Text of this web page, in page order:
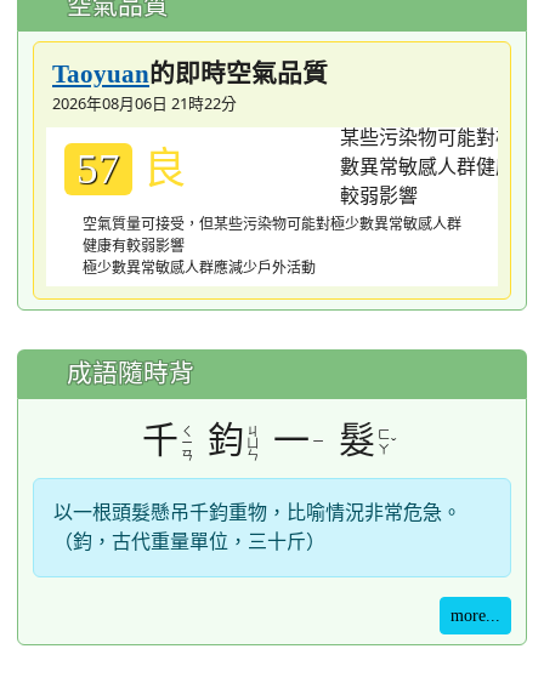
Taoyuan的即時空氣品質
2026年08月06日 21時22分
57 良
空氣質量可接受，但某些污染物可能對極少數異常敏感人群
健康有較弱影響
極少數異常敏感人群應減少戶外活動
成語隨時背
千 ㄑ
ㄧ
ㄢ
鈞 ㄐ
ㄣ
一 ㄧ 髮 ㄈ
ㄚˇ
以一根頭髮懸吊千鈞重物，比喻情況非常危急。
（鈞，古代重量單位，三十斤）
more...